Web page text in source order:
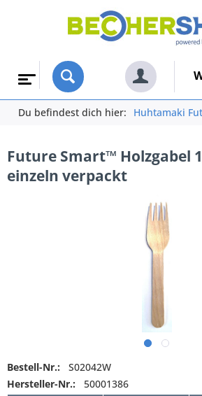
Du befindest dich hier: Huhtamaki
Future Smart™ Holzgabel
einzeln verpackt
Bestell-Nr.:
S02042W
Hersteller-Nr.:
50001386